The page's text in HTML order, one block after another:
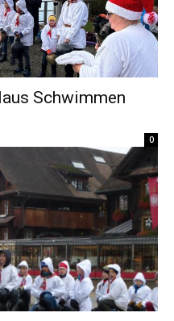
Schwimmen
0